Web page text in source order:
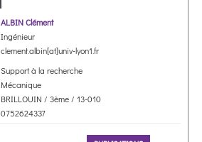
ALBIN Clément
Ingénieur
clement.albin[at]univ-lyon1.fr
Support à la recherche
Mécanique
BRILLOUIN / 3ème / 13-010
0752624337